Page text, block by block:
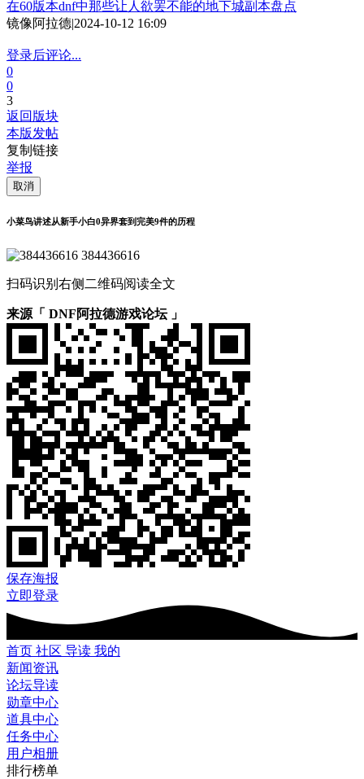
在60版本dnf中那些让人欲罢不能的地下城副本盘点
镜像阿拉德|2024-10-12 16:09
登录后评论...
0
0
3
返回版块
本版发帖
复制链接
举报
取消
小菜鸟讲述从新手小白0异界套到完美9件的历程
384436616
扫码识别右侧二维码阅读全文
来源「 DNF阿拉德游戏论坛 」
保存海报
立即登录
首页 社区 导读 我的
新闻资讯
论坛导读
勋章中心
道具中心
任务中心
用户相册
排行榜单